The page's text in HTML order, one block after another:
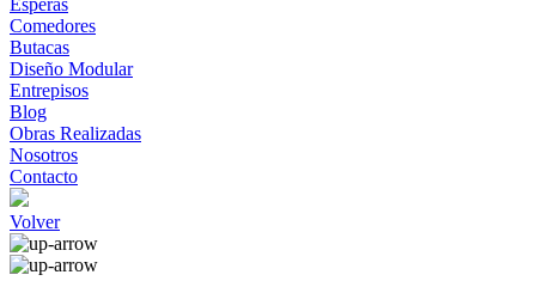
Esperas
Comedores
Butacas
Diseño Modular
Entrepisos
Blog
Obras Realizadas
Nosotros
Contacto
Volver